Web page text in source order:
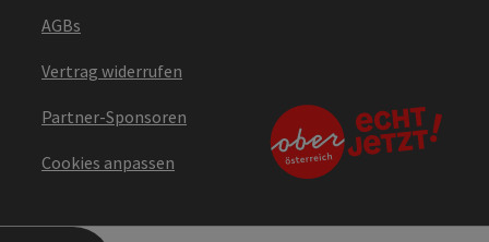
AGBs
Vertrag widerrufen
Partner-Sponsoren
Cookies anpassen